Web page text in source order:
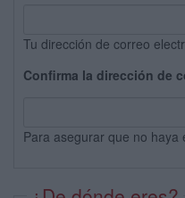
Tu dirección de correo
Confirma la dirección de
Para asegurar que no haya